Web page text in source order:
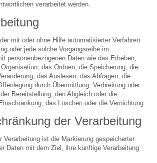
verarbeitet werden.
mit oder ohne Hilfe automatisierter Verfahren
oder jede solche Vorgangsreihe im
personenbezogenen Daten wie das Erheben,
das Ordnen, die Speicherung, die
das Auslesen, das Abfragen, die
durch Übermittlung, Verbreitung oder
Bereitstellung, den Abgleich oder die
das Löschen oder die Vernichtung.
der Verarbeitung
Verarbeitung ist die Markierung gespeicherter
Daten mit dem Ziel, ihre künftige Verarbeitung